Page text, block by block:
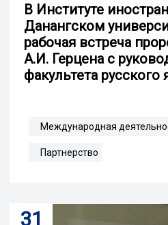
В Институте
Данангском
рабочая встреча
А.И. Герцена с
факультета русского
Международная
Партнерство
31